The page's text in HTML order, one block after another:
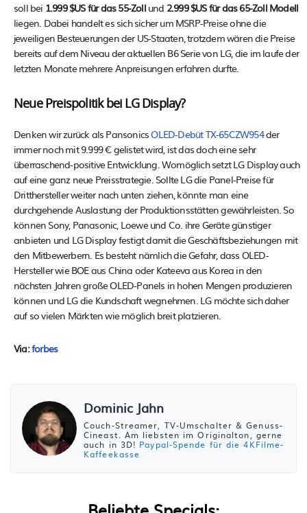
soll bei 1.999 $US für das 55-Zollund 2.999 $US für das 65-Zoll Modell
liegen. Dabei handelt es sich sicher um MSRP-Preise ohne die
jeweiligen Besteuerungen der US-Staaten, trotzdem wären die Preise
bereits auf dem Niveau der aktuellen B6 Serie von LG, die im laufe der
letzten Monate mehrere Anpreisungen erfahren durfte.
Neue Preispolitik bei LG Display?
Denken wir zurück als PansonicsOLED-Debüt TX-65CZW954der
immer noch mit 9.999 € gelistet wird, ist das doch eine sehr
überraschend-positive Entwicklung. Womöglich setzt LG Display auch
auf eine ganz neue Preisstrategie. Sollte LG die Panel-Preise für
Dritthersteller weiter nach unten ziehen, könnte man eine
durchgehende Auslastung der Produktionsstätten gewährleisten. So
können Sony, Panasonic, Loewe und Co. ihre Geräte günstiger
anbieten und LG Display festigt damit die Geschäftsbeziehungen mit
den Mitbewerbern. Es besteht nämlich die Gefahr, dass OLED-
Hersteller wie BOE aus China oder Kateeva aus Korea in den
nächsten Jahren große OLED-Panels in hohen Mengen produzieren
können und LG die Kundschaft wegnehmen. LG möchte sich daher
auf so vielen Märkten wie möglich breit platzieren.
Via:forbes
Dominic Jahn
Couch-Streamer, TV-Umschalter & Genuss-
Cineast. Am liebsten im Originalton, gerne
auch in 3D! Paypal-Spende für die 4KFilme-
Kaffeekasse